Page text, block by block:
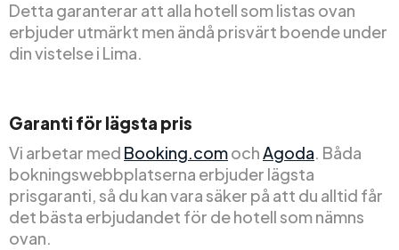
Detta garanterar att alla hotell som listas ovan
erbjuder utmärkt men ändå prisvärt boende under
din vistelse i Lima.
Garanti för lägsta pris
Vi arbetar med Booking.comochAgoda. Båda
bokningswebbplatserna erbjuder lägsta
prisgaranti, så du kan vara säker på att du alltid får
det bästa erbjudandet för de hotell som nämns
ovan.